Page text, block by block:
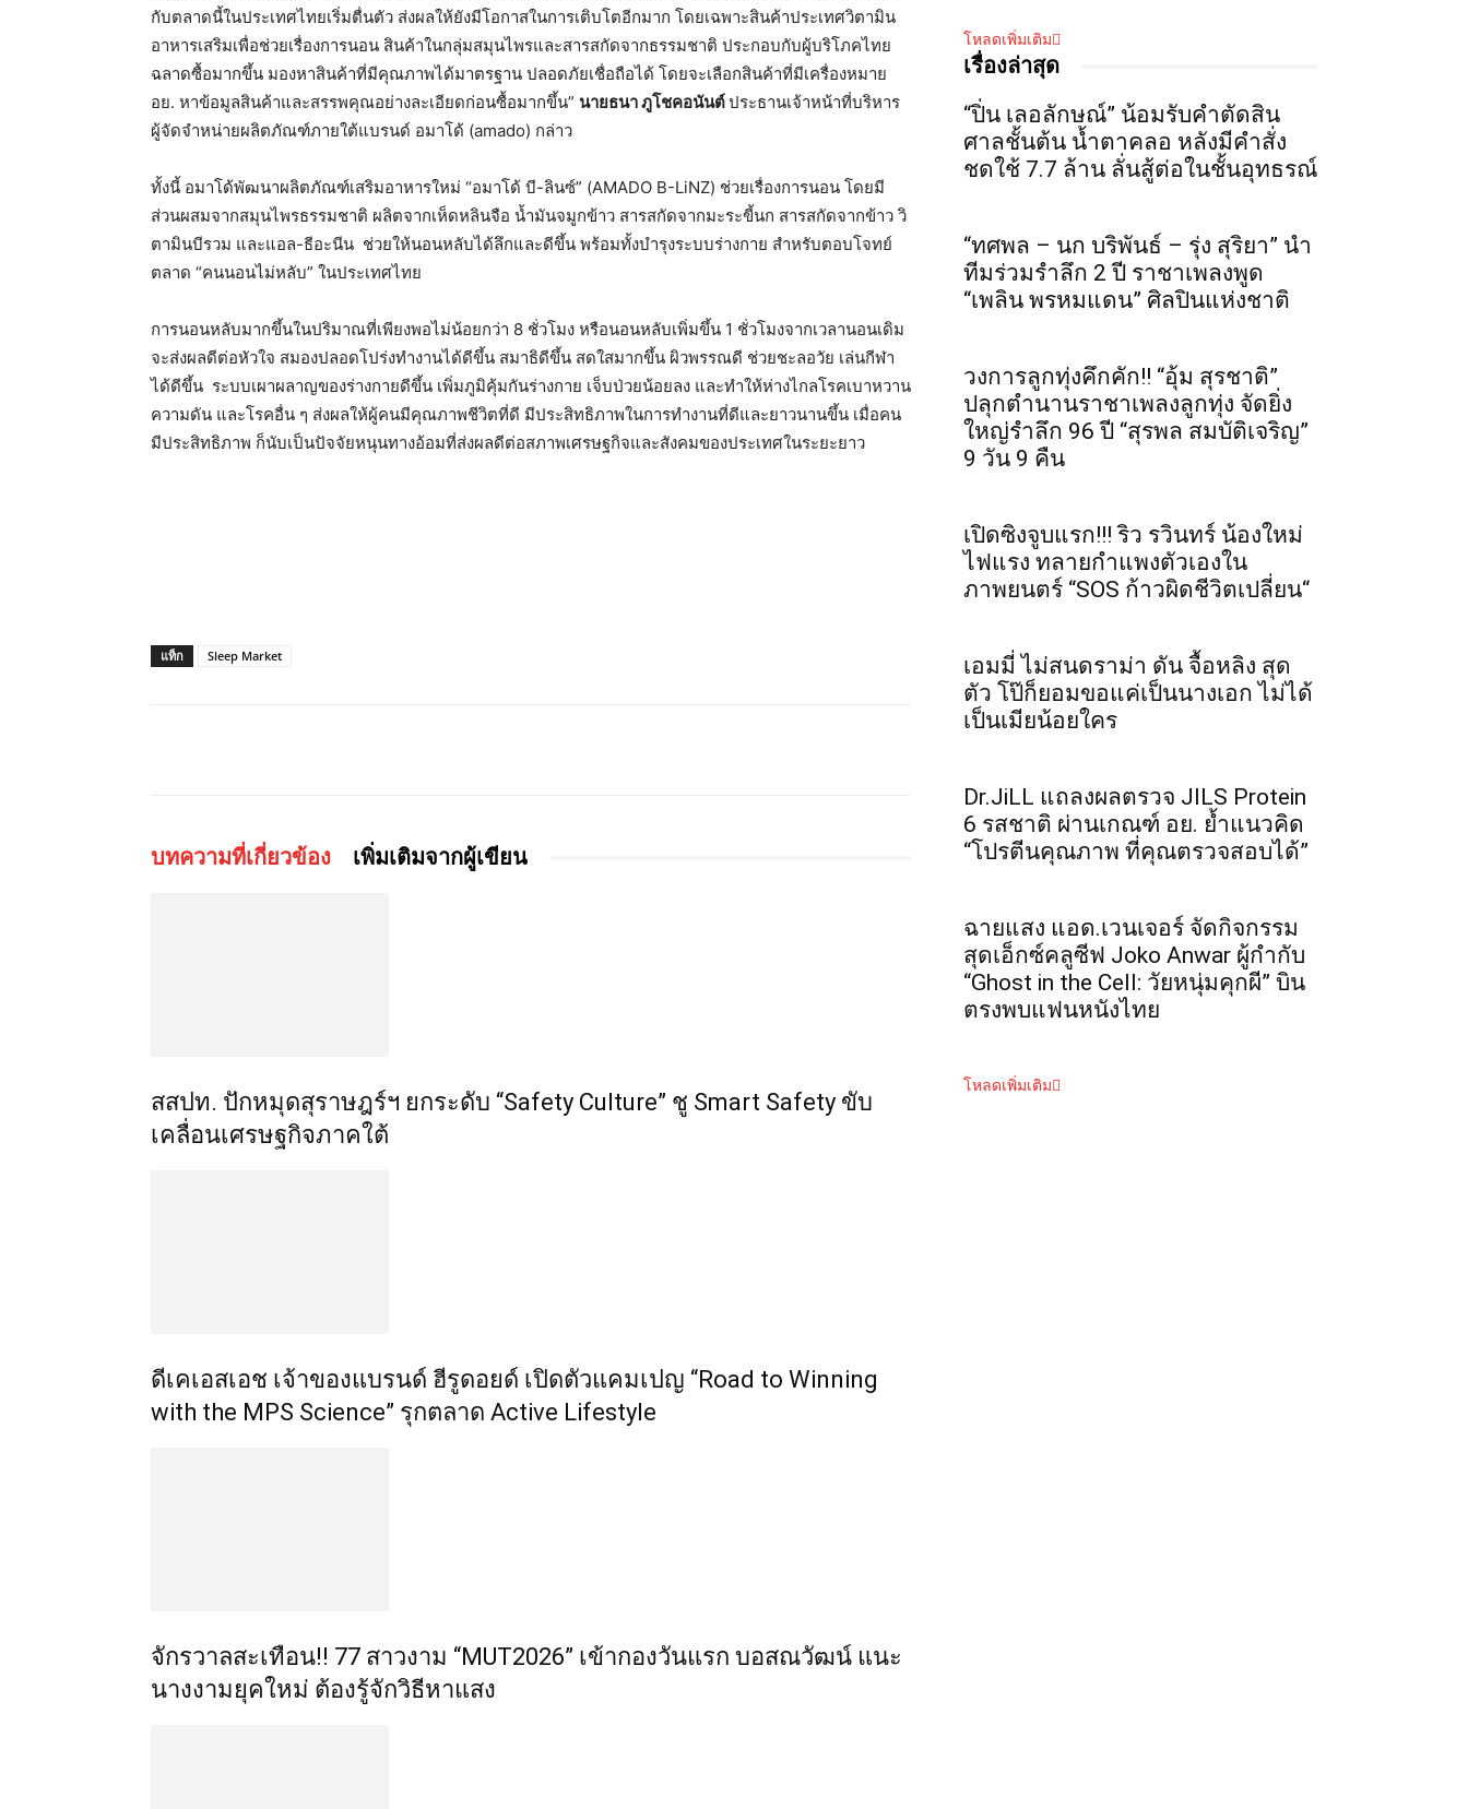
กับตลาดนี้ในประเทศไทยเริ่มตื่นตัว ส่งผลให้ยังมีโอกาสในการเติบโตอีกมาก โดยเฉพาะสินค้าประเทศวิตามิน
อาหารเสริมเพื่อช่วยเรื่องการนอน สินค้าในกลุ่มสมุนไพรและสารสกัดจากธรรมชาติ ประกอบกับผู้บริโภคไทย
ฉลาดซื้อมากขึ้น มองหาสินค้าที่มีคุณภาพได้มาตรฐาน ปลอดภัยเชื่อถือได้ โดยจะเลือกสินค้าที่มีเครื่องหมาย
อย. หาข้อมูลสินค้าและสรรพคุณอย่างละเอียดก่อนซื้อมากขึ้น” นายธนา ภูโชคอนันต์ประธานเจ้าหน้าที่บริหาร
ผู้จัดจำหน่ายผลิตภัณฑ์ภายใต้แบรนด์ อมาโด้ (amado) กล่าว
ทั้งนี้ อมาโด้พัฒนาผลิตภัณฑ์เสริมอาหารใหม่ “อมาโด้ บี-ลินซ์” (AMADO B-LiNZ) ช่วยเรื่องการนอน โดยมี
ส่วนผสมจากสมุนไพรธรรมชาติ ผลิตจากเห็ดหลินจือ น้ำมันจมูกข้าว สารสกัดจากมะระขี้นก สารสกัดจากข้าว วิ
ตามินบีรวม และแอล-ธีอะนีน ช่วยให้นอนหลับได้ลึกและดีขึ้น พร้อมทั้งบำรุงระบบร่างกาย สำหรับตอบโจทย์
ตลาด “คนนอนไม่หลับ” ในประเทศไทย
การนอนหลับมากขึ้นในปริมาณที่เพียงพอไม่น้อยกว่า 8 ชั่วโมง หรือนอนหลับเพิ่มขึ้น 1 ชั่วโมงจากเวลานอนเดิม
จะส่งผลดีต่อหัวใจ สมองปลอดโปร่งทำงานได้ดีขึ้น สมาธิดีขึ้น สดใสมากขึ้น ผิวพรรณดี ช่วยชะลอวัย เล่นกีฬา
ได้ดีขึ้น ระบบเผาผลาญของร่างกายดีขึ้น เพิ่มภูมิคุ้มกันร่างกาย เจ็บป่วยน้อยลง และทำให้ห่างไกลโรคเบาหวาน
ความดัน และโรคอื่น ๆ ส่งผลให้ผู้คนมีคุณภาพชีวิตที่ดี มีประสิทธิภาพในการทำงานที่ดีและยาวนานขึ้น เมื่อคน
มีประสิทธิภาพ ก็นับเป็นปัจจัยหนุนทางอ้อมที่ส่งผลดีต่อสภาพเศรษฐกิจและสังคมของประเทศในระยะยาว
แท็ก Sleep Market
บทความที่เกี่ยวข้อง เพิ่มเติมจากผู้เขียน
สสปท. ปักหมุดสุราษฎร์ฯ ยกระดับ “Safety Culture” ชู Smart Safety ขับ
เคลื่อนเศรษฐกิจภาคใต้
ดีเคเอสเอช เจ้าของแบรนด์ ฮีรูดอยด์ เปิดตัวแคมเปญ “Road to Winning
with the MPS Science” รุกตลาด Active Lifestyle
จักรวาลสะเทือน!! 77 สาวงาม “MUT2026” เข้ากองวันแรก บอสณวัฒน์ แนะ
นางงามยุคใหม่ ต้องรู้จักวิธีหาแสง
โหลดเพิ่มเติม
เรื่องล่าสุด
“ปิ่น เลอลักษณ์” น้อมรับคำตัดสิน
ศาลชั้นต้น น้ำตาคลอ หลังมีคำสั่ง
ชดใช้ 7.7 ล้าน ลั่นสู้ต่อในชั้นอุทธรณ์
“ทศพล – นก บริพันธ์ – รุ่ง สุริยา” นำ
ทีมร่วมรำลึก 2 ปี ราชาเพลงพูด
“เพลิน พรหมแดน” ศิลปินแห่งชาติ
วงการลูกทุ่งคึกคัก!! “อุ้ม สุรชาติ”
ปลุกตำนานราชาเพลงลูกทุ่ง จัดยิ่ง
ใหญ่รำลึก 96 ปี “สุรพล สมบัติเจริญ”
9 วัน 9 คืน
เปิดซิงจูบแรก!!! ริว รวินทร์ น้องใหม่
ไฟแรง ทลายกำแพงตัวเองใน
ภาพยนตร์ “SOS ก้าวผิดชีวิตเปลี่ยน“
เอมมี่ ไม่สนดราม่า ดัน จื้อหลิง สุด
ตัว โป๊ก็ยอมขอแค่เป็นนางเอก ไม่ได้
เป็นเมียน้อยใคร
Dr.JiLL แถลงผลตรวจ JILS Protein
6 รสชาติ ผ่านเกณฑ์ อย. ย้ำแนวคิด
“โปรตีนคุณภาพ ที่คุณตรวจสอบได้”
ฉายแสง แอด.เวนเจอร์ จัดกิจกรรม
สุดเอ็กซ์คลูซีฟ Joko Anwar ผู้กำกับ
“Ghost in the Cell: วัยหนุ่มคุกผี” บิน
ตรงพบแฟนหนังไทย
โหลดเพิ่มเติม